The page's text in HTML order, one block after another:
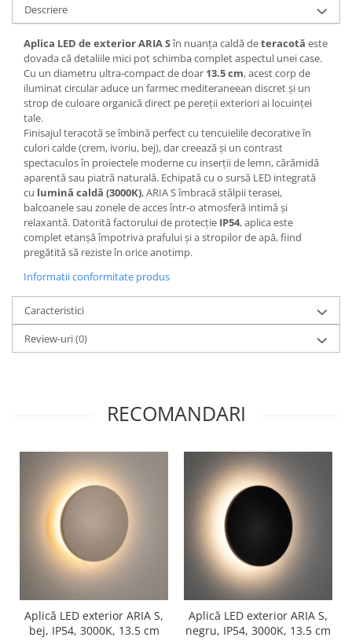
Descriere
Aplica LED de exterior ARIA Sîn nuanța caldă deteracotă este
dovada că detaliile mici pot schimba complet aspectul unei case.
Cu un diametru ultra-compact de doar 13.5 cm, acest corp de
iluminat circular aduce un farmec mediteraneean discret și un
strop de culoare organică direct pe pereții exteriori ai locuinței
tale.
Finisajul teracotă se îmbină perfect cu tencuielile decorative în
culori calde (crem, ivoriu, bej), dar creează și un contrast
spectaculos în proiectele moderne cu inserții de lemn, cărămidă
aparentă sau piatră naturală. Echipată cu o sursă LED integrată
cu lumină caldă (3000K), ARIA S îmbracă stâlpii terasei,
balcoanele sau zonele de acces într-o atmosferă intimă și
relaxantă. Datorită factorului de protecție IP54, aplica este
complet etanșă împotriva prafului și a stropilor de apă, fiind
pregătită să reziste în orice anotimp.
Informatii conformitate produs
Caracteristici
Review-uri(0)
RECOMANDARI
Aplică LED exterior ARIA S,
bej, IP54, 3000K, 13.5 cm
Aplică LED exterior ARIA S,
negru, IP54, 3000K, 13.5 cm